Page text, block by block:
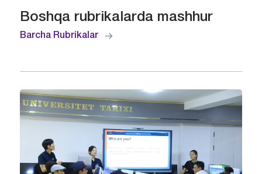
Boshqa rubrikalarda mashhur
Barcha Rubrikalar